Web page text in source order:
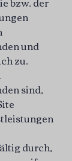
und
zu.
sind,
durch,